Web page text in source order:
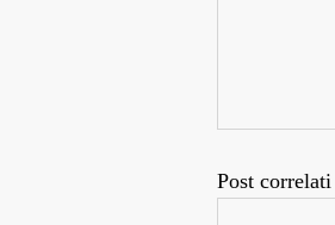
Post correlati